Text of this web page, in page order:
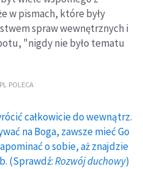
w pismach, które były
spraw wewnętrznych i
"nigdy nie było tematu
POLECA
całkowicie do wewnątrz.
na Boga, zawsze mieć Go
o sobie, aż znajdzie
(Sprawdź:Rozwój duchowy)